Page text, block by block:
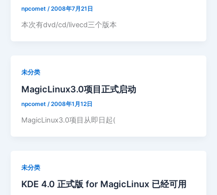
npcomet/2008年7月21日
本次有dvd/cd/livecd三个版本
未分类
MagicLinux3.0项目正式启动
npcomet/2008年1月12日
MagicLinux3.0项目从即日起(
未分类
KDE 4.0 正式版 for MagicLinux 已经可用